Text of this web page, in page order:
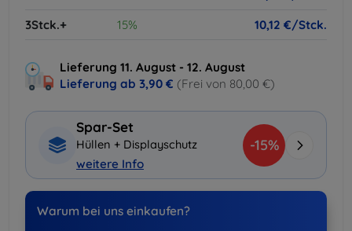
3Stck.+
15% 10,12 €/Stck.
Lieferung 11. August - 12. August
Lieferung ab 3,90 € (Frei von 80,00 €)
Spar-Set
Hüllen + Displayschutz
weitere Info
-15%
Warum bei uns einkaufen?